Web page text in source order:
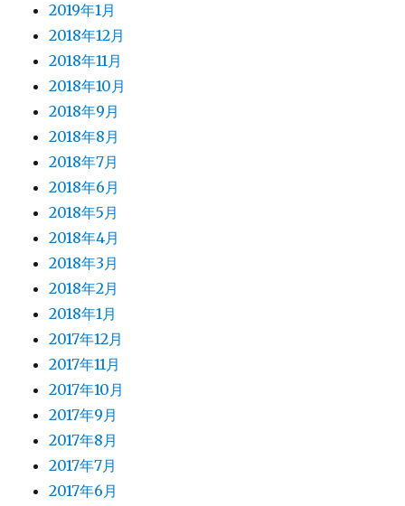
2019年1月
2018年12月
2018年11月
2018年10月
2018年9月
2018年8月
2018年7月
2018年6月
2018年5月
2018年4月
2018年3月
2018年2月
2018年1月
2017年12月
2017年11月
2017年10月
2017年9月
2017年8月
2017年7月
2017年6月